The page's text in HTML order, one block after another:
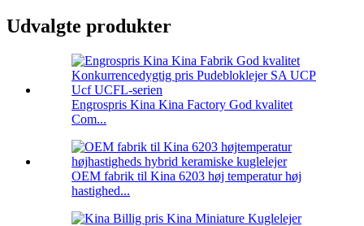
Udvalgte produkter
Engrospris Kina Kina Factory God kvalitet
Com...
OEM fabrik til Kina 6203 høj temperatur høj
hastighed...